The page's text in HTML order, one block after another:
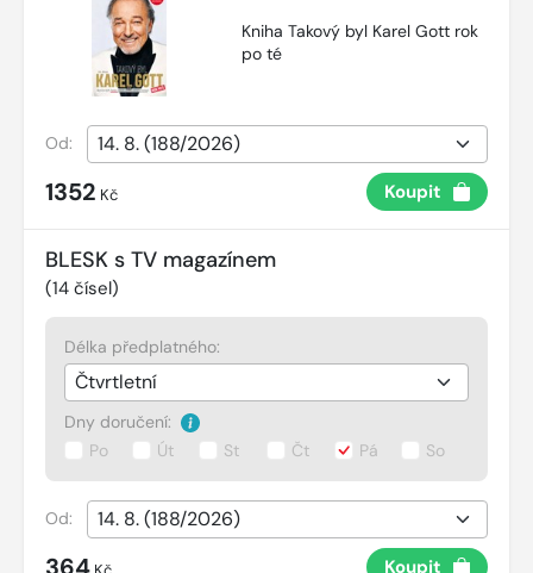
Kniha Takový byl Karel Gott rok
po té
Od:
1352 Kč Koupit
BLESK s TV magazínem
(14 čísel)
Délka předplatného:
Dny doručení:
Po
Út St Čt Pá So
Od:
364 Koupit